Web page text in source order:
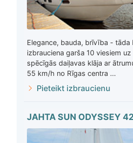
Elegance, bauda, brīvība - tāda
izbrauciena garša 10 viesiem uz
spēcīgās daiļavas klāja ar
55 km/h no Rīgas centra ...
Pieteikt izbraucienu
JAHTA SUN ODYSSEY